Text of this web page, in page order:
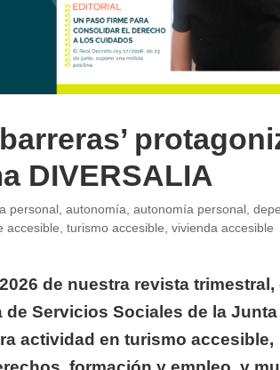
DIVERSALIA
personal,autonomía,autonomía personal,
accesible,turismo accesible,vivienda accesible
de nuestra revista trimestral,
Servicios Sociales de la Junta
actividad en turismo accesible,